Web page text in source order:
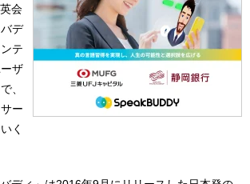
会
デ
テ
ザ
、
ー
く